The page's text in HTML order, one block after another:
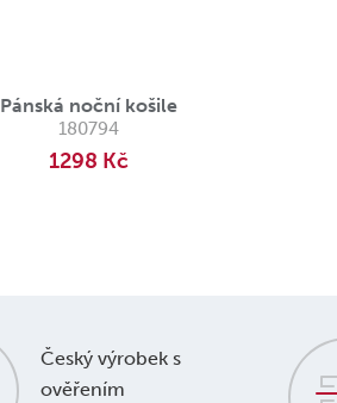
Pánská noční košile
180794
1298 Kč
Český výrobek s
ověřením